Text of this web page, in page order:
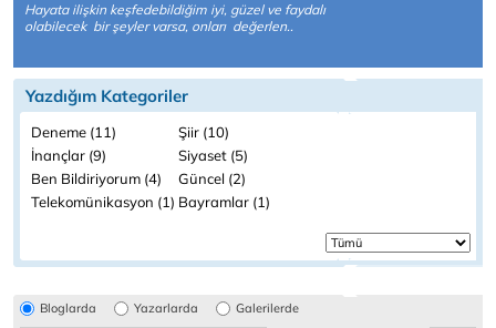
Hayata ilişkin keşfedebildiğim iyi, güzel ve faydalı
olabilecek bir şeyler varsa, onları değerlen..
Yazdığım Kategoriler
Deneme (11)
Şiir (10)
İnançlar (9)
Siyaset (5)
Ben Bildiriyorum (4)
Güncel (2)
Telekomünikasyon (1) Bayramlar (1)
Bloglarda Yazarlarda Galerilerde